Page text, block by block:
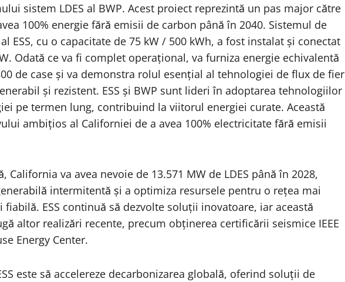
sistem LDES al BWP. Acest proiect reprezintă un pas major către
100% energie fără emisii de carbon până în 2040. Sistemul de
ESS, cu o capacitate de 75 kW / 500 kWh, a fost instalat și conectat
Odată ce va fi complet operațional, va furniza energie echivalentă
de case și va demonstra rolul esențial al tehnologiei de flux de fier
și rezistent. ESS și BWP sunt lideri în adoptarea tehnologiilor
pe termen lung, contribuind la viitorul energiei curate. Această
ambițios al Californiei de a avea 100% electricitate fără emisii
California va avea nevoie de 13.571 MW de LDES până în 2028,
intermitentă și a optimiza resursele pentru o rețea mai
ESS continuă să dezvolte soluții inovatoare, iar această
altor realizări recente, precum obținerea certificării seismice IEEE
Energy Center.
este să accelereze decarbonizarea globală, oferind soluții de